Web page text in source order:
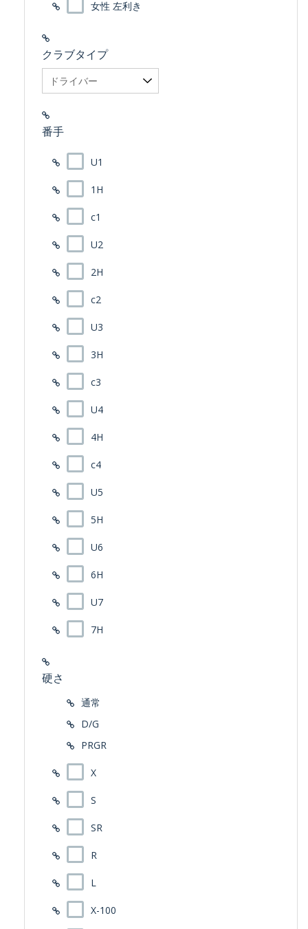
女性 左利き
クラブタイプ
番手
U1
1H
c1
U2
2H
c2
U3
3H
c3
U4
4H
c4
U5
5H
U6
6H
U7
7H
硬さ
通常
D/G
PRGR
X
S
SR
R
L
X-100